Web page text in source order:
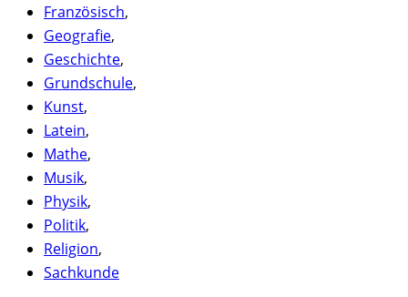
Französisch,
Geografie,
Geschichte,
Grundschule,
Kunst,
Latein,
Mathe,
Musik,
Physik,
Politik,
Religion,
Sachkunde